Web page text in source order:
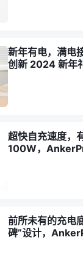
新年有电，满电
创新 2024 新年
超快自充速度，
100W，
前所未有的充电
碑”设计，